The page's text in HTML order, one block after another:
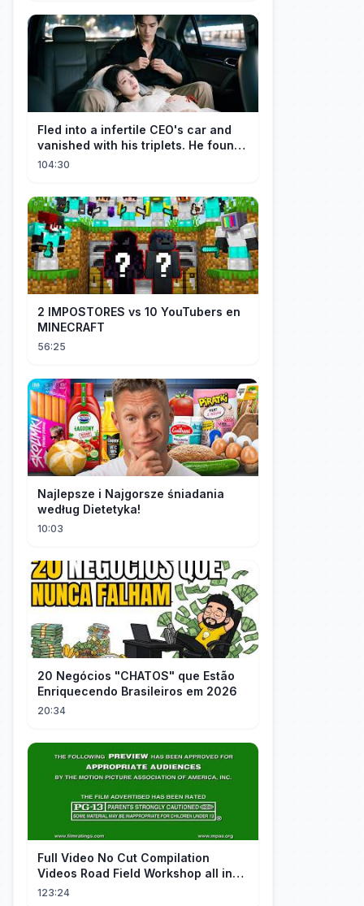
Fled into a infertile CEO's car and
vanished with his triplets. He found
her, married her spoily
104:30
2 IMPOSTORES vs 10 YouTubers en
MINECRAFT
56:25
Najlepsze i Najgorsze śniadania
według Dietetyka!
10:03
20 Negócios "CHATOS" que Estão
Enriquecendo Brasileiros em 2026
20:34
FuII Video No Cut Compilation
Videos Road Field Workshop all in
one Car Console Device &
123:24